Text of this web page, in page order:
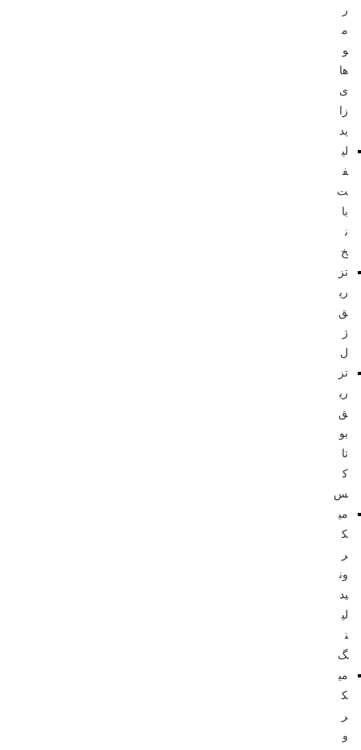
ر
م
و
ها
ی
زا
ید
لی
ف
ت
با
ن
خ
تز
ری
ق
ژ
ل
تز
ری
ق
بو
تا
ک
س
می
ک
ر
ون
ید
لی
ن
گ
می
ک
ر
و